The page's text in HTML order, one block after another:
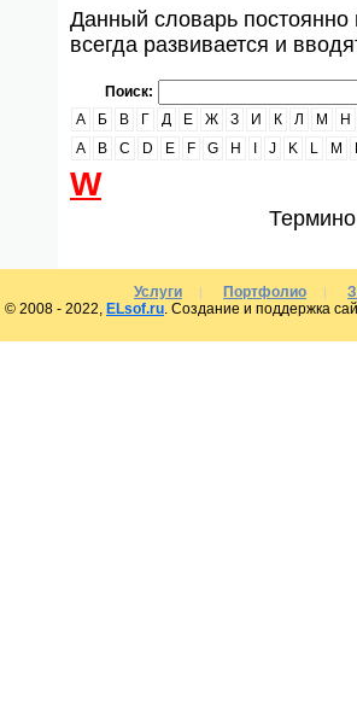
Данный словарь постоянно
всегда развивается и
Поиск:
А
Б В Г Д Е Ж З И К Л М
Н
A
B C D E F G H J K L M
W
Услуги | Портфолио |
© 2008 - 2022, ELsof.ru. Создание и поддержка